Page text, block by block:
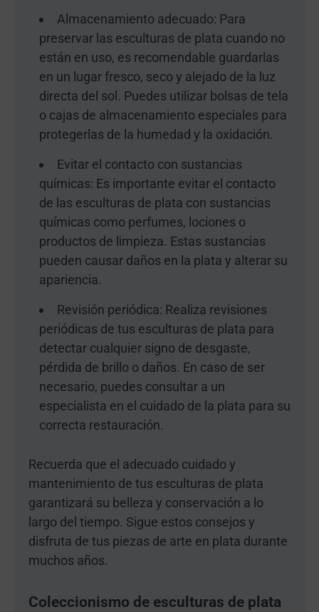
Almacenamiento adecuado: Para
preservar las esculturas de plata cuando no
están en uso, es recomendable guardarlas
en un lugar fresco, seco y alejado de la luz
directa del sol. Puedes utilizar bolsas de tela
o cajas de almacenamiento especiales para
protegerlas de la humedad y la oxidación.
Evitar el contacto con sustancias
químicas: Es importante evitar el contacto
de las esculturas de plata con sustancias
químicas como perfumes, lociones o
productos de limpieza. Estas sustancias
pueden causar daños en la plata y alterar su
apariencia.
Revisión periódica: Realiza revisiones
periódicas de tus esculturas de plata para
detectar cualquier signo de desgaste,
pérdida de brillo o daños. En caso de ser
necesario, puedes consultar a un
especialista en el cuidado de la plata para su
correcta restauración.
Recuerda que el adecuado cuidado y
mantenimiento de tus esculturas de plata
garantizará su belleza y conservación a lo
largo del tiempo. Sigue estos consejos y
disfruta de tus piezas de arte en plata durante
muchos años.
Coleccionismo de esculturas de plata